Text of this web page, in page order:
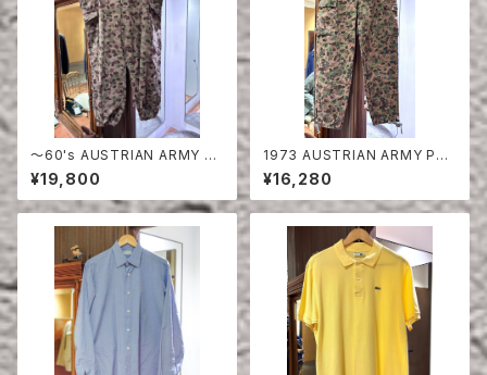
〜60's AUSTRIAN ARMY PE
A DOT CAMO FIERD PANT
S
¥19,800
1973 AUSTRIAN ARMY PEA
DOT CAMO FIERD PANTS
¥16,280